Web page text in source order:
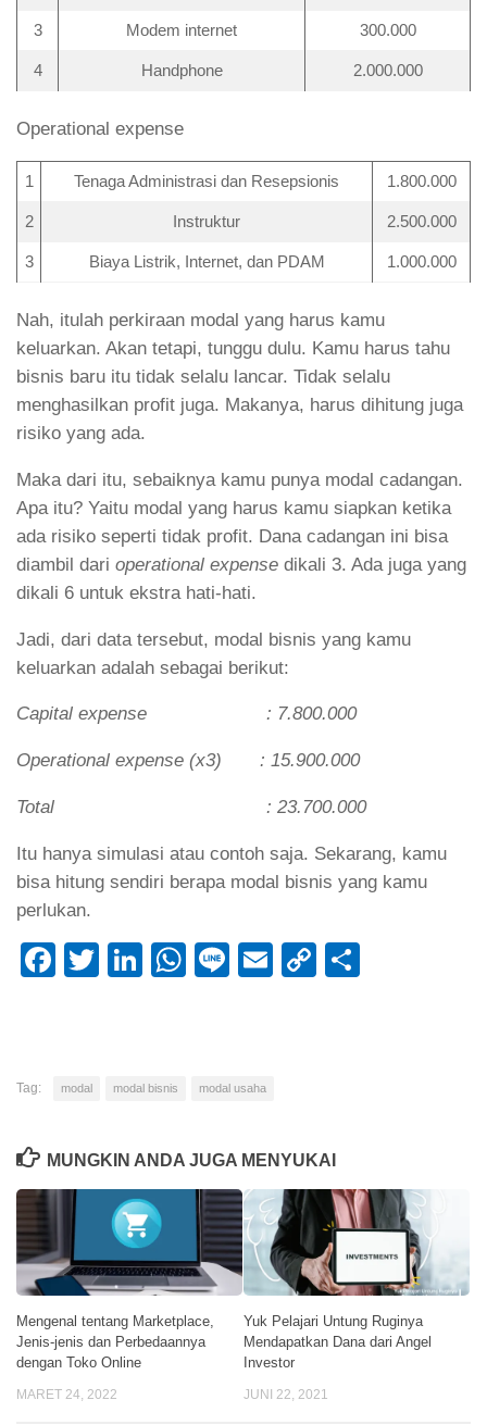
3 Modem internet 300.000
4 Handphone 2.000.000
Operational expense
1 Tenaga Administrasi dan Resepsionis 1.800.000
2 Instruktur 2.500.000
3 Biaya Listrik, Internet, dan PDAM 1.000.000
Nah, itulah perkiraan modal yang harus kamu
keluarkan. Akan tetapi, tunggu dulu. Kamu harus tahu
bisnis baru itu tidak selalu lancar. Tidak selalu
menghasilkan profit juga. Makanya, harus dihitung juga
risiko yang ada.
Maka dari itu, sebaiknya kamu punya modal cadangan.
Apa itu? Yaitu modal yang harus kamu siapkan ketika
ada risiko seperti tidak profit. Dana cadangan ini bisa
diambil dari operational expense dikali 3. Ada juga yang
dikali 6 untuk ekstra hati-hati.
Jadi, dari data tersebut, modal bisnis yang kamu
keluarkan adalah sebagai berikut:
Capital expense : 7.800.000
Operational expense (x3) : 15.900.000
Total : 23.700.000
Itu hanya simulasi atau contoh saja. Sekarang, kamu
bisa hitung sendiri berapa modal bisnis yang kamu
perlukan.
Facebook
Twitter
LinkedIn
WhatsApp
LineEmailCopy
Tag: modal modal bisnis modal usaha
MUNGKIN ANDA JUGA MENYUKAI
Mengenal tentang Marketplace,
Jenis-jenis dan Perbedaannya
dengan Toko Online
MARET 24, 2022
Yuk Pelajari Untung Ruginya
Mendapatkan Dana dari Angel
Investor
JUNI 22, 2021